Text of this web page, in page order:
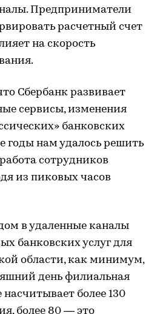
Предприниматели
расчетный счет
на скорость
Сбербанк развивает
сервисы, изменения
банковских
годы нам удалось решить
сотрудников
из пиковых часов
в удаленные каналы
банковских услуг для
области, как минимум,
день филиальная
насчитывает более 130
более 80 — это